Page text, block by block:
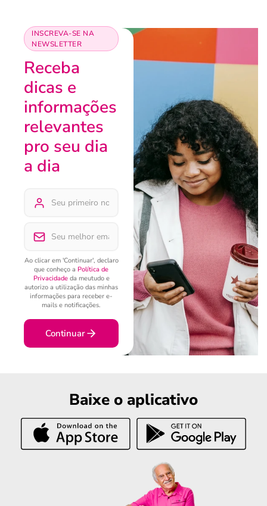
INSCREVA-SE NA
NEWSLETTER
Receba
dicas e
informações
relevantes
pro seu dia
a dia
Ao clicar em 'Continuar', declaro
que conheço a Política de
Privacidadeda meutudo e
autorizo a utilização das minhas
informações para receber e-
mails e notificações.
Continuar
Baixe o aplicativo